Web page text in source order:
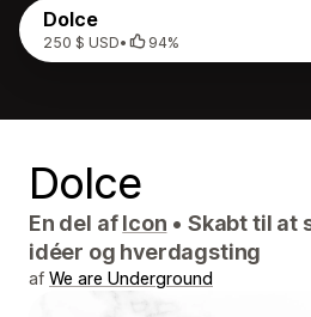
Dolce
250 $ USD• 94%
Dolce
En del afIcon • Skabt til at
idéer og hverdagsting
af We are Underground